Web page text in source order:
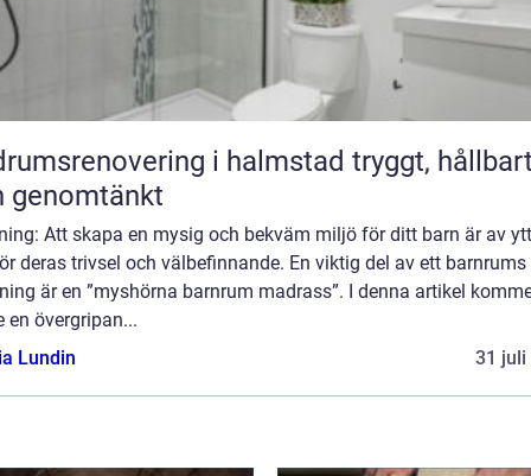
i halmstad tryggt, hållbart
genomtänkt
Att skapa en mysig och bekväm miljö för ditt barn är av
deras trivsel och välbefinnande. En viktig del av ett barnrums
är en ”myshörna barnrum madrass”. I denna artikel
en övergripan...
Lundin
31 juli